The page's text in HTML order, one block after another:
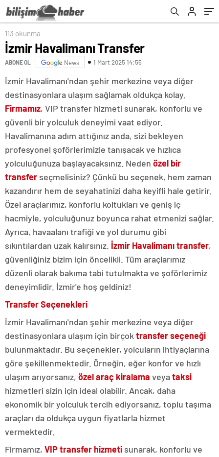
113 okunma
İzmir Havalimanı Transfer
ABONE OL News 1 Mart 2025 14:55
İzmir Havalimanı'ndan şehir merkezine veya diğer
destinasyonlara ulaşım sağlamak oldukça kolay.
Firmamız, VIP transfer hizmeti sunarak, konforlu ve
güvenli bir yolculuk deneyimi vaat ediyor.
Havalimanına adım attığınız anda, sizi bekleyen
profesyonel şoförlerimizle tanışacak ve hızlıca
yolculuğunuza başlayacaksınız. Neden özel bir
transfer seçmelisiniz? Çünkü bu seçenek, hem zaman
kazandırır hem de seyahatinizi daha keyifli hale getirir.
Özel araçlarımız, konforlu koltukları ve geniş iç
hacmiyle, yolculuğunuz boyunca rahat etmenizi sağlar.
Ayrıca, havaalanı trafiği ve yol durumu gibi
sıkıntılardan uzak kalırsınız. İzmir Havalimanı transfer,
güvenliğiniz bizim için öncelikli. Tüm araçlarımız
düzenli olarak bakıma tabi tutulmakta ve şoförlerimiz
deneyimlidir. İzmir'e hoş geldiniz!
Transfer Seçenekleri
İzmir Havalimanı'ndan şehir merkezine veya diğer
destinasyonlara ulaşım için birçok transfer seçeneği
bulunmaktadır. Bu seçenekler, yolcuların ihtiyaçlarına
göre şekillenmektedir. Örneğin, eğer konfor ve hızlı
ulaşım arıyorsanız, özel araç kiralama veyataksi
hizmetleri sizin için ideal olabilir. Ancak, daha
ekonomik bir yolculuk tercih ediyorsanız, toplu taşıma
araçları da oldukça uygun fiyatlarla hizmet
vermektedir.
Firmamız, VIP transfer hizmeti sunarak, konforlu ve